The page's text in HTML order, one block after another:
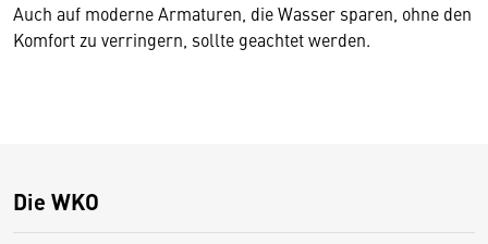
Auch auf moderne Armaturen, die Wasser sparen, ohne den
Komfort zu verringern, sollte geachtet werden.
Die WKO